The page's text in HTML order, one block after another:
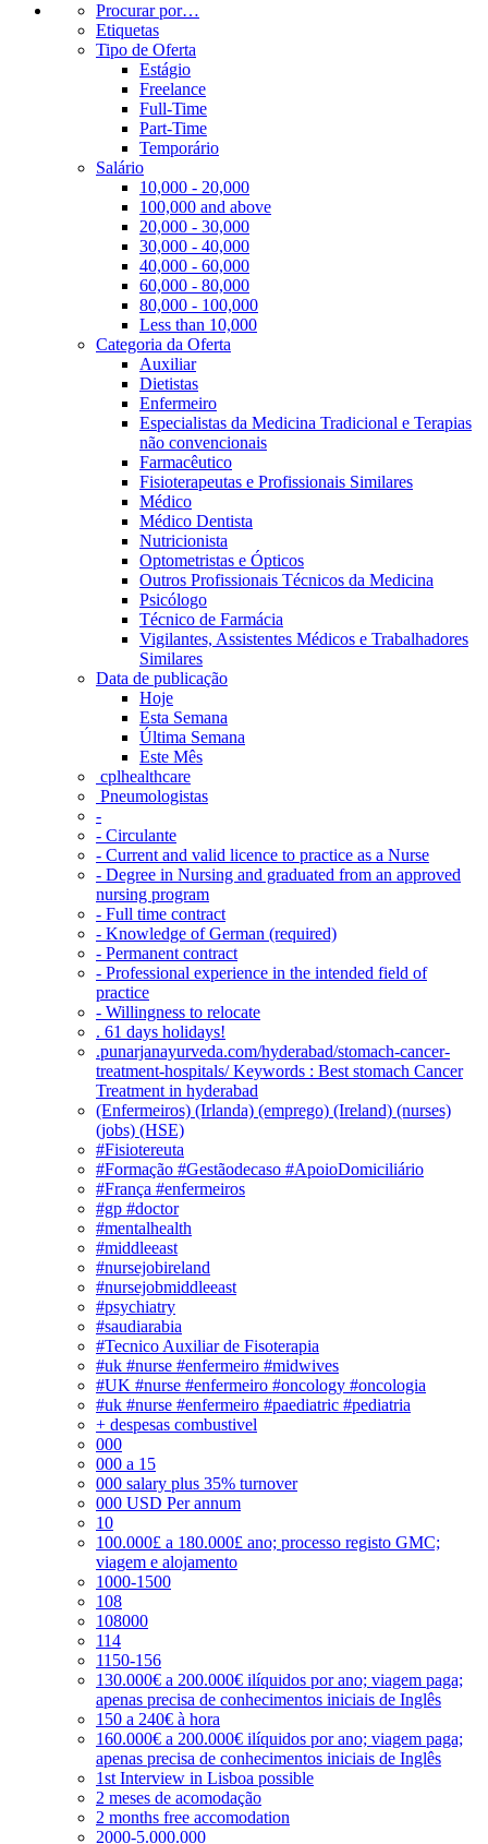
Procurar por…
Etiquetas
Tipo de Oferta
Estágio
Freelance
Full-Time
Part-Time
Temporário
Salário
10,000 - 20,000
100,000 and above
20,000 - 30,000
30,000 - 40,000
40,000 - 60,000
60,000 - 80,000
80,000 - 100,000
Less than 10,000
Categoria da Oferta
Auxiliar
Dietistas
Enfermeiro
Especialistas da Medicina Tradicional e Terapias
não convencionais
Farmacêutico
Fisioterapeutas e Profissionais Similares
Médico
Médico Dentista
Nutricionista
Optometristas e Ópticos
Outros Profissionais Técnicos da Medicina
Psicólogo
Técnico de Farmácia
Vigilantes, Assistentes Médicos e Trabalhadores
Similares
Data de publicação
Hoje
Esta Semana
Última Semana
Este Mês
‎ cplhealthcare‬
Pneumologistas
-
- Circulante
- Current and valid licence to practice as a Nurse
- Degree in Nursing and graduated from an approved
nursing program
- Full time contract
- Knowledge of German (required)
- Permanent contract
- Professional experience in the intended field of
practice
- Willingness to relocate
. 61 days holidays!
.punarjanayurveda.com/hyderabad/stomach-cancer-
treatment-hospitals/ Keywords : Best stomach Cancer
Treatment in hyderabad
(Enfermeiros) (Irlanda) (emprego) (Ireland) (nurses)
(jobs) (HSE)
#Fisiotereuta
#Formação #Gestãodecaso #ApoioDomiciliário
#França #enfermeiros
#gp #doctor
#mentalhealth
#middleeast
#nursejobireland
#nursejobmiddleeast
#psychiatry
#saudiarabia
#Tecnico Auxiliar de Fisoterapia
#uk #nurse #enfermeiro #midwives
#UK #nurse #enfermeiro #oncology #oncologia
#uk #nurse #enfermeiro #paediatric #pediatria
+ despesas combustivel
000
000 a 15
000 salary plus 35% turnover
000 USD Per annum
10
100.000£ a 180.000£ ano; processo registo GMC;
viagem e alojamento
1000-1500
108
108000
114
1150-156
130.000€ a 200.000€ ilíquidos por ano; viagem paga;
apenas precisa de conhecimentos iniciais de Inglês
150 a 240€ à hora
160.000€ a 200.000€ ilíquidos por ano; viagem paga;
apenas precisa de conhecimentos iniciais de Inglês
1st Interview in Lisboa possible
2 meses de acomodação
2 months free accomodation
2000-5.000.000